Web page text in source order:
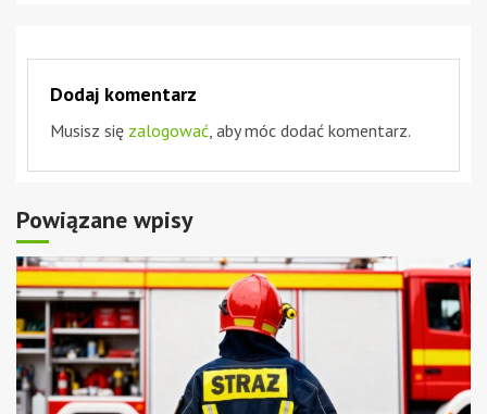
Dodaj komentarz
Musisz się zalogować , aby móc dodać komentarz.
Powiązane wpisy